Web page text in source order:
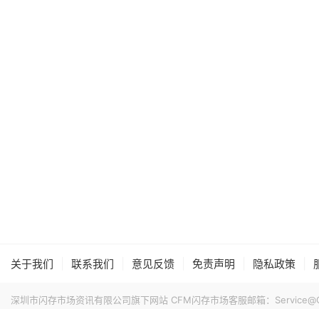
关于我们 联系我们 意见反馈 免责声明 隐私政策
深圳市闪存市场资讯有限公司旗下网站 CFM闪存市场客服邮箱：